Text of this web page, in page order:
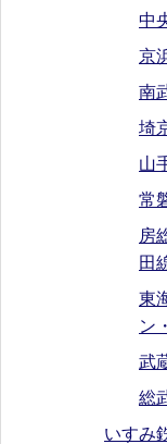
中
京
南
埼
山
常
房
田
東
ン
武
総
いすみ